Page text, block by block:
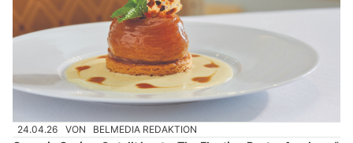
24.04.26 VON BELMEDIA REDAKTION